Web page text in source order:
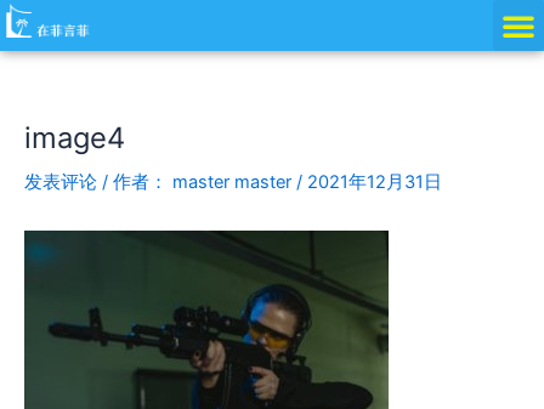
跳
至
image4
发表评论 / 作者： master master / 2021年12月31日
Post
navigation